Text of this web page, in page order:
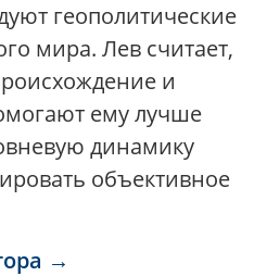
геополитические
мира. Лев считает,
и
ему лучше
динамику
объективное
→